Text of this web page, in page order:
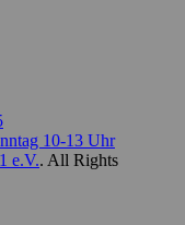
10-13 Uhr
e.V.. All Rights